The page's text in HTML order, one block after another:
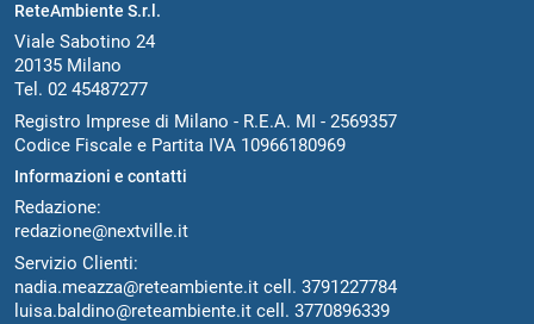
ReteAmbiente S.r.l.
Viale Sabotino 24
20135 Milano
Tel. 02 45487277
Registro Imprese di Milano - R.E.A. MI - 2569357
Codice Fiscale e Partita IVA 10966180969
Informazioni e contatti
Redazione:
redazione@nextville.it
Servizio Clienti:
nadia.meazza@reteambiente.it cell. 3791227784
luisa.baldino@reteambiente.it cell. 3770896339